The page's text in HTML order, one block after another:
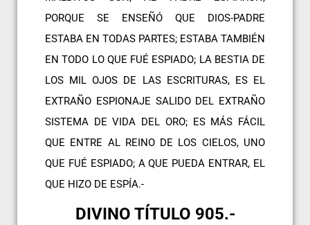
PORQUE SE ENSEÑÓ QUE DIOS-PADRE
ESTABA EN TODAS PARTES; ESTABA TAMBIÉN
EN TODO LO QUE FUÉ ESPIADO; LA BESTIA DE
LOS MIL OJOS DE LAS ESCRITURAS, ES EL
EXTRAÑO ESPIONAJE SALIDO DEL EXTRAÑO
SISTEMA DE VIDA DEL ORO; ES MÁS FÁCIL
QUE ENTRE AL REINO DE LOS CIELOS, UNO
QUE FUÉ ESPIADO; A QUE PUEDA ENTRAR, EL
QUE HIZO DE ESPÍA.-
DIVINO TÍTULO 905.-